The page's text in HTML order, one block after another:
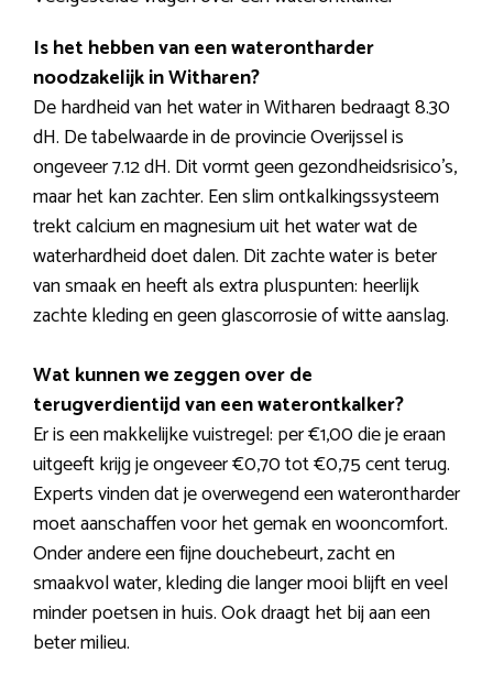
Is het hebben van een waterontharder
noodzakelijk in Witharen?
De hardheid van het water in Witharen bedraagt 8.30
dH. De tabelwaarde in de provincie Overijssel is
ongeveer 7.12 dH. Dit vormt geen gezondheidsrisico’s,
maar het kan zachter. Een slim ontkalkingssysteem
trekt calcium en magnesium uit het water wat de
waterhardheid doet dalen. Dit zachte water is beter
van smaak en heeft als extra pluspunten: heerlijk
zachte kleding en geen glascorrosie of witte aanslag.
Wat kunnen we zeggen over de
terugverdientijd van een waterontkalker?
Er is een makkelijke vuistregel: per €1,00 die je eraan
uitgeeft krijg je ongeveer €0,70 tot €0,75 cent terug.
Experts vinden dat je overwegend een waterontharder
moet aanschaffen voor het gemak en wooncomfort.
Onder andere een fijne douchebeurt, zacht en
smaakvol water, kleding die langer mooi blijft en veel
minder poetsen in huis. Ook draagt het bij aan een
beter milieu.